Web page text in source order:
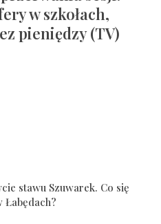
w szkołach,
pieniędzy (TV)
stawu Szuwarek. Co się
Łabędach?